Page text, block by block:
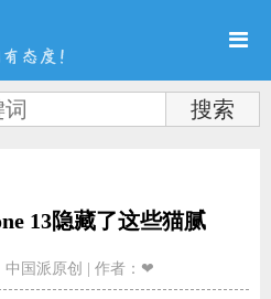
13隐藏了这些猫腻
中国派原创 | 作者：❤